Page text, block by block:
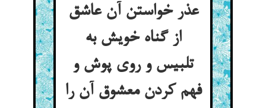
عذر خواستن آن عاشق
از گناه خویش به
تلبیس و روی پوش و
فهم کردن معشوق آن را